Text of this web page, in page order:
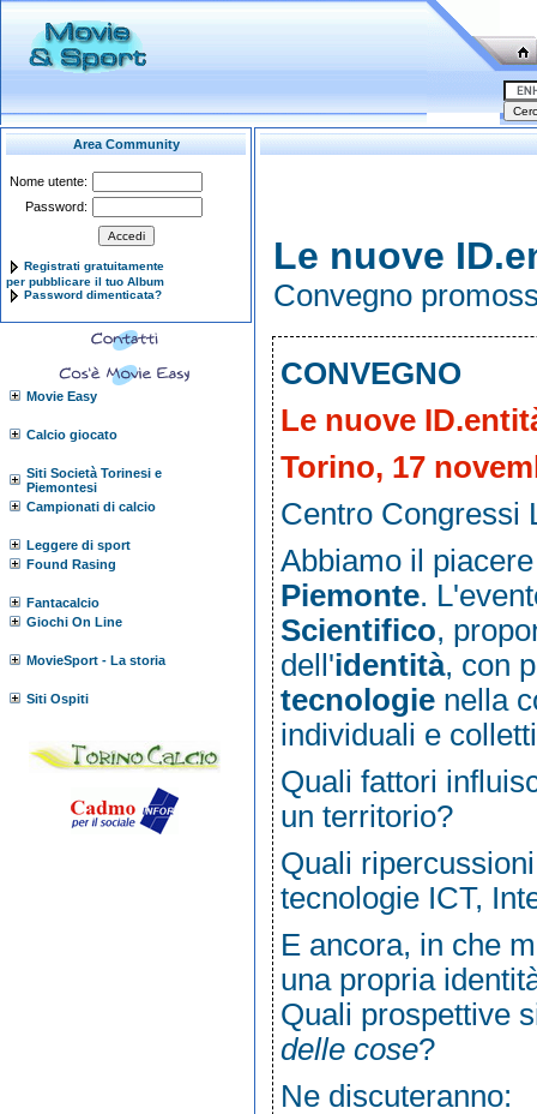
Area Community
Nome utente:
Password:
Registrati gratuitamente
per pubblicare il tuo Album
Password dimenticata?
Movie Easy
Calcio giocato
Siti Società Torinesi e
Piemontesi
Campionati di calcio
Leggere di sport
Found Rasing
Fantacalcio
Giochi On Line
MovieSport - La storia
Siti Ospiti
Le nuove
Convegno
CONVEGNO
Le nuove
Torino, 17
Centro Congressi
Abbiamo il
Piemonte.
Scientifico,
dell'identità, con
tecnologie nella
individuali e
Quali fattori
un territorio?
Quali
tecnologie ICT,
E ancora, in che
una propria
Quali prospettive
delle cose?
Ne discuteranno: